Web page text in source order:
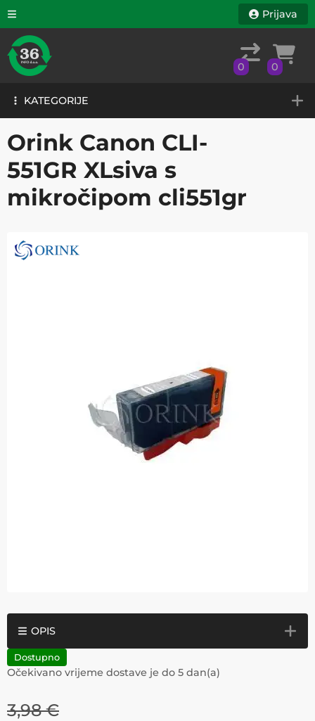
KATEGORIJE
Prijava
0 0
KATEGORIJE
Orink Canon CLI-
551GR XLsiva s
mikročipom cli551gr
OPIS
Dostupno
Očekivano vrijeme dostave je do 5 dan(a)
3,98 €